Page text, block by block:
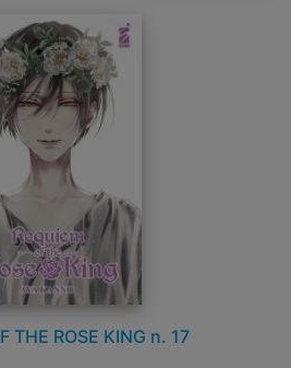
THE ROSE KING n. 17